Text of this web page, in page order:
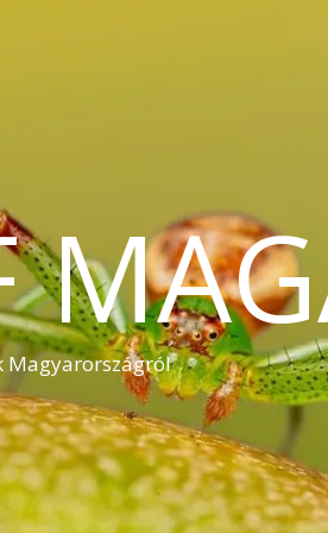
Magyarországról